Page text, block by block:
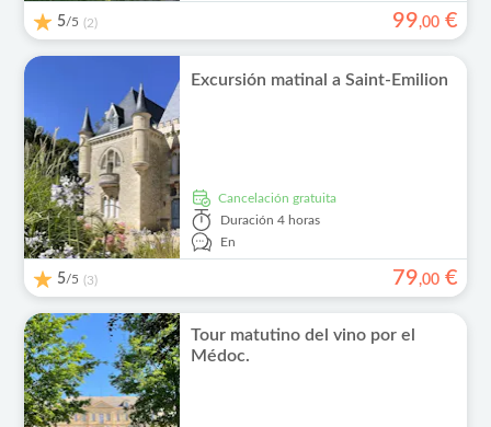
5/5 (2) 99,00 €
Excursión matinal a Saint-Emilion
cancelación gratuita
Duración 4 horas
En
5/5 (3) 79,00 €
Tour matutino del vino por el
Médoc.